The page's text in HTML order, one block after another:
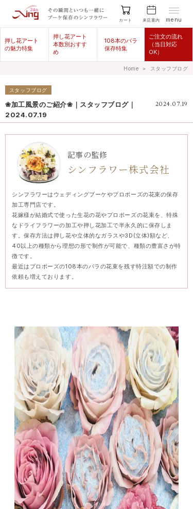
カート 来店案内 menu
押し花アート
の魅力特集
押し花アート
本数別おすす
め
108本のバラ
保存特集
ご注文の流れ
（当日対応
OK）
Home ＞ スタッフブログ
スタッフブログ
2024.07.19
❀加工風景のご紹介❀｜スタッフブログ｜
2024.07.19
記事の監修
シンフラワー株式会社
シンフラワーはウェディングブーケやプロポーズの花束の保存
加工専門店です。
花嫁様が結婚式で使った生花の花やプロポーズの花束を、特殊
なドライフラワーの加工や押し花加工で半永久的に保存しま
す。保存方法は押し花や立体的なガラスや3D(立体)額など、
40以上の種類から理想の形で制作が可能で、種類の豊富さが特
徴です。
最近はプロポーズの108本のバラの花束を残す特注額での制作
依頼も増えております。